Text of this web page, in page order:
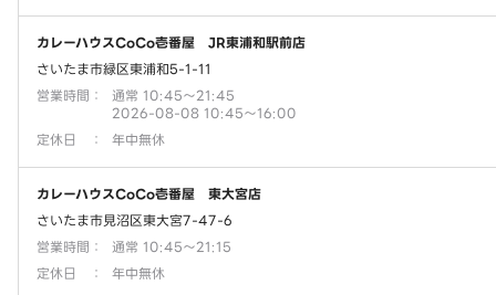
カレーハウスCoCo壱番屋 JR東浦和駅前店
さいたま市緑区東浦和5-1-11
営業時間 ：
通常 10:45～21:45
2026-08-08 10:45～16:00
定休日
： 年中無休
カレーハウスCoCo壱番屋 東大宮店
さいたま市見沼区東大宮7-47-6
営業時間 ：
通常 10:45～21:15
定休日
： 年中無休